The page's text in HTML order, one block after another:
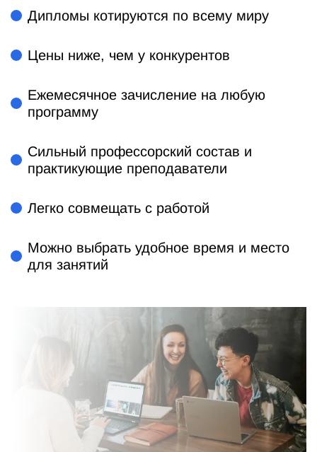
Дипломы котируются по всему миру
Цены ниже, чем у конкурентов
Ежемесячное зачисление на любую
программу
Сильный профессорский состав и
практикующие преподаватели
Легко совмещать с работой
Можно выбрать удобное время и место
для занятий